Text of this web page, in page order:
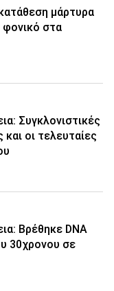
μάρτυρα
φονικό στα
Συγκλονιστικές
οι τελευταίες
Βρέθηκε DNA
30χρονου σε